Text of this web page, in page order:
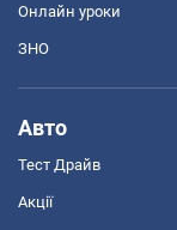
Онлайн уроки
ЗНО
Авто
Тест Драйв
Акції